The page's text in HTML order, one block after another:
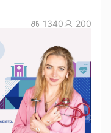
1340 200